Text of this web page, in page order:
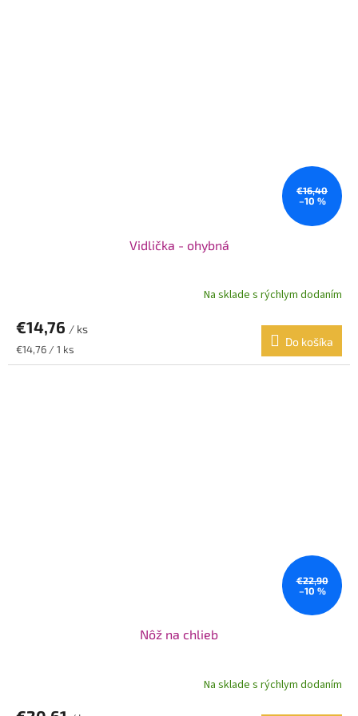
€16,40
–10 %
Vidlička - ohybná
Na sklade s rýchlym dodaním
€14,76 / ks
Jednotková
cena:
€14,76 / 1 ks
Do košíka
€22,90
–10 %
Nôž na chlieb
Na sklade s rýchlym dodaním